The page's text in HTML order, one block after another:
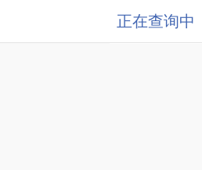
正在查询中